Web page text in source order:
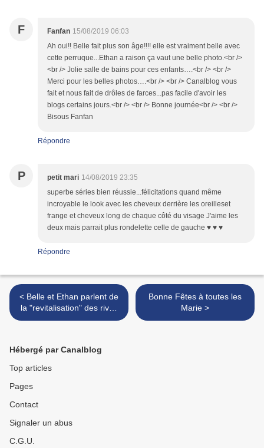
F Fanfan 15/08/2019 06:03
Ah oui!! Belle fait plus son âge!!!! elle est vraiment belle avec
cette perruque...Ethan a raison ça vaut une belle photo.<br />
<br /> Jolie salle de bains pour ces enfants….<br /> <br />
Merci pour les belles photos….<br /> <br /> Canalblog vous
fait et nous fait de drôles de farces...pas facile d'avoir les
blogs certains jours.<br /> <br /> Bonne journée<br /> <br />
Bisous Fanfan
Répondre
P petit mari 14/08/2019 23:35
superbe séries bien réussie...félicitations quand même
incroyable le look avec les cheveux derrière les oreilleset
frange et cheveux long de chaque côté du visage J'aime les
deux mais parrait plus rondelette celle de gauche ♥ ♥ ♥
Répondre
< Belle et Ethan parlent de
la "revitalisation" des rives
des lacs et des cours d'eau
Bonne Fêtes à toutes les
Marie >
Hébergé par Canalblog
Top articles
Pages
Contact
Signaler un abus
C.G.U.